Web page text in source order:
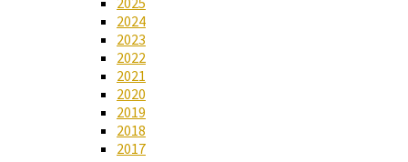
2024
2023
2022
2021
2020
2019
2018
2017